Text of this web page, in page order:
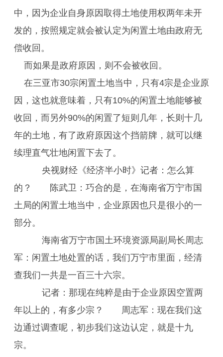
中，因为企业自身原因取得土地使用权两年未开
发的，按照规定就会被认定为闲置土地由政府无
偿收回。
而如果是政府原因，则不会被收回。
在三亚市30宗闲置土地当中，只有4宗是企业原
因，这也就意味着，只有10%的闲置土地能够被
收回，而另外90%的闲置了短则几年，长则十几
年的土地，有了政府原因这个挡箭牌，就可以继
续理直气壮地闲置下去了。
央视财经《经济半小时》记者：怎么算
的？ 陈武卫：巧合的是，在海南省万宁市国
土局的闲置土地当中，企业原因也只是很小的一
部分。
海南省万宁市国土环境资源局副局长周志
军：闲置土地处置的话，我们万宁市里面，经清
查我们一共是一百三十六宗。
记者：那现在纯粹是由于企业原因空置两
年以上的，有多少宗？ 周志军：现在我们这
边通过调查呢，初步我们这边认定，就是十九
宗。